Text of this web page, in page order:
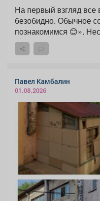
На первый взгляд
безобидно. Обычное сообщение: «Привет! Давай
познакомимся 😊».
Павел Камбалин
01.08.2026